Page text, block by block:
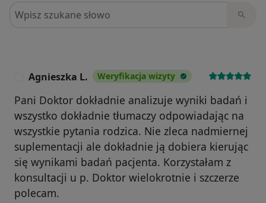
Szukaj w opiniach
Agnieszka L. Weryfikacja wizyty
Pani Doktor dokładnie analizuje wyniki badań i
wszystko dokładnie tłumaczy odpowiadając na
wszystkie pytania rodzica. Nie zleca nadmiernej
suplementacji ale dokładnie ją dobiera kierując
się wynikami badań pacjenta. Korzystałam z
konsultacji u p. Doktor wielokrotnie i szczerze
polecam.